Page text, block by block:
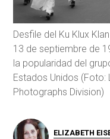
Desfile del Ku Klux
13 de septiembre de
la popularidad del
Estados Unidos (Foto:
Photographs Division)
ELIZABETH